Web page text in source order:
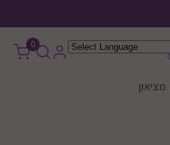
מציאון
0